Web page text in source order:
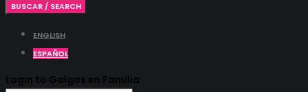
ENGLISH
ESPAÑOL
Login to Galgos en Familia